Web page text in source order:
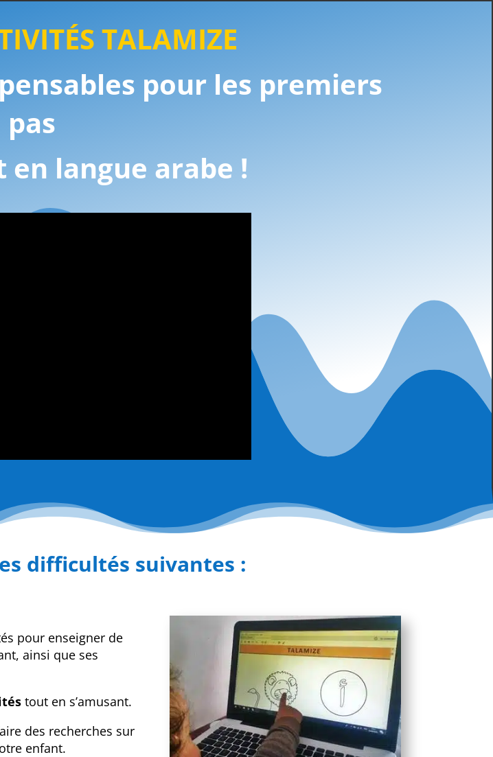
TALAMIZE
pour les premiers
pas
langue arabe !
difficultés suivantes :
pour enseigner de
ainsi que ses
tout en s’amusant.
des recherches sur
enfant.